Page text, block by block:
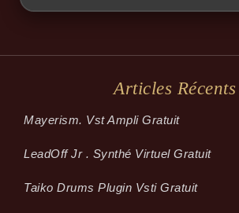
Articles Récents
Mayerism. Vst Ampli Gratuit
LeadOff Jr . Synthé Virtuel Gratuit
Taiko Drums Plugin Vsti Gratuit